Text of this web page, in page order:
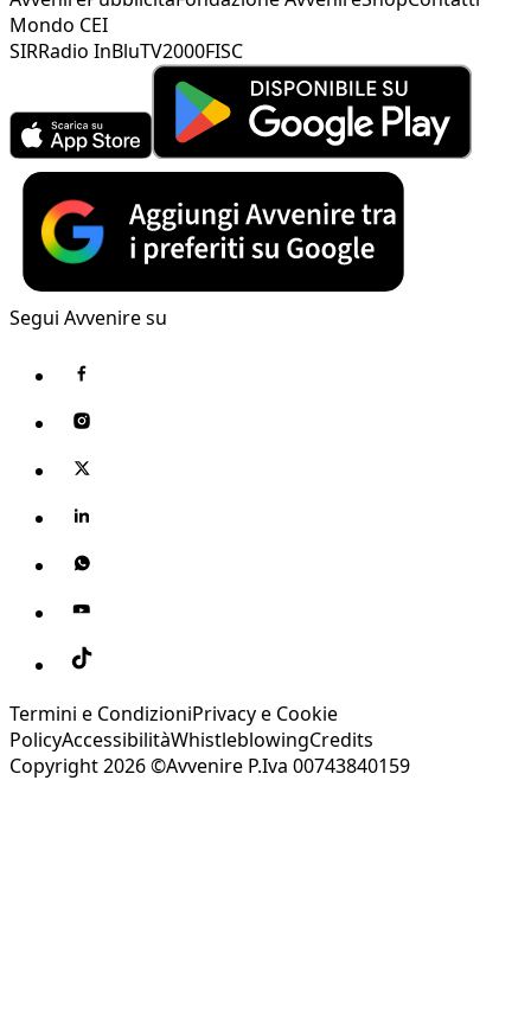
Mondo CEI
SIRRadio InBluTV2000FISC
Segui Avvenire su
Termini e CondizioniPrivacy e Cookie
PolicyAccessibilitàWhistleblowingCredits
Copyright 2026 ©Avvenire P.Iva 00743840159